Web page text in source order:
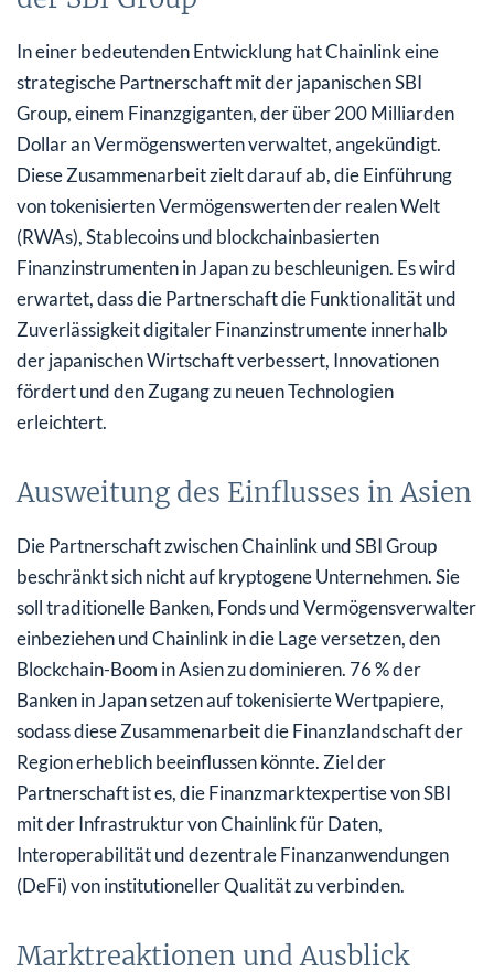
In einer bedeutenden Entwicklung hat Chainlink eine
strategische Partnerschaft mit der japanischen SBI
Group, einem Finanzgiganten, der über 200 Milliarden
Dollar an Vermögenswerten verwaltet, angekündigt.
Diese Zusammenarbeit zielt darauf ab, die Einführung
von tokenisierten Vermögenswerten der realen Welt
(RWAs), Stablecoins und blockchainbasierten
Finanzinstrumenten in Japan zu beschleunigen. Es wird
erwartet, dass die Partnerschaft die Funktionalität und
Zuverlässigkeit digitaler Finanzinstrumente innerhalb
der japanischen Wirtschaft verbessert, Innovationen
fördert und den Zugang zu neuen Technologien
erleichtert.
Ausweitung des Einflusses in Asien
Die Partnerschaft zwischen Chainlink und SBI Group
beschränkt sich nicht auf kryptogene Unternehmen. Sie
soll traditionelle Banken, Fonds und Vermögensverwalter
einbeziehen und Chainlink in die Lage versetzen, den
Blockchain-Boom in Asien zu dominieren. 76 % der
Banken in Japan setzen auf tokenisierte Wertpapiere,
sodass diese Zusammenarbeit die Finanzlandschaft der
Region erheblich beeinflussen könnte. Ziel der
Partnerschaft ist es, die Finanzmarktexpertise von SBI
mit der Infrastruktur von Chainlink für Daten,
Interoperabilität und dezentrale Finanzanwendungen
(DeFi) von institutioneller Qualität zu verbinden.
Marktreaktionen und Ausblick